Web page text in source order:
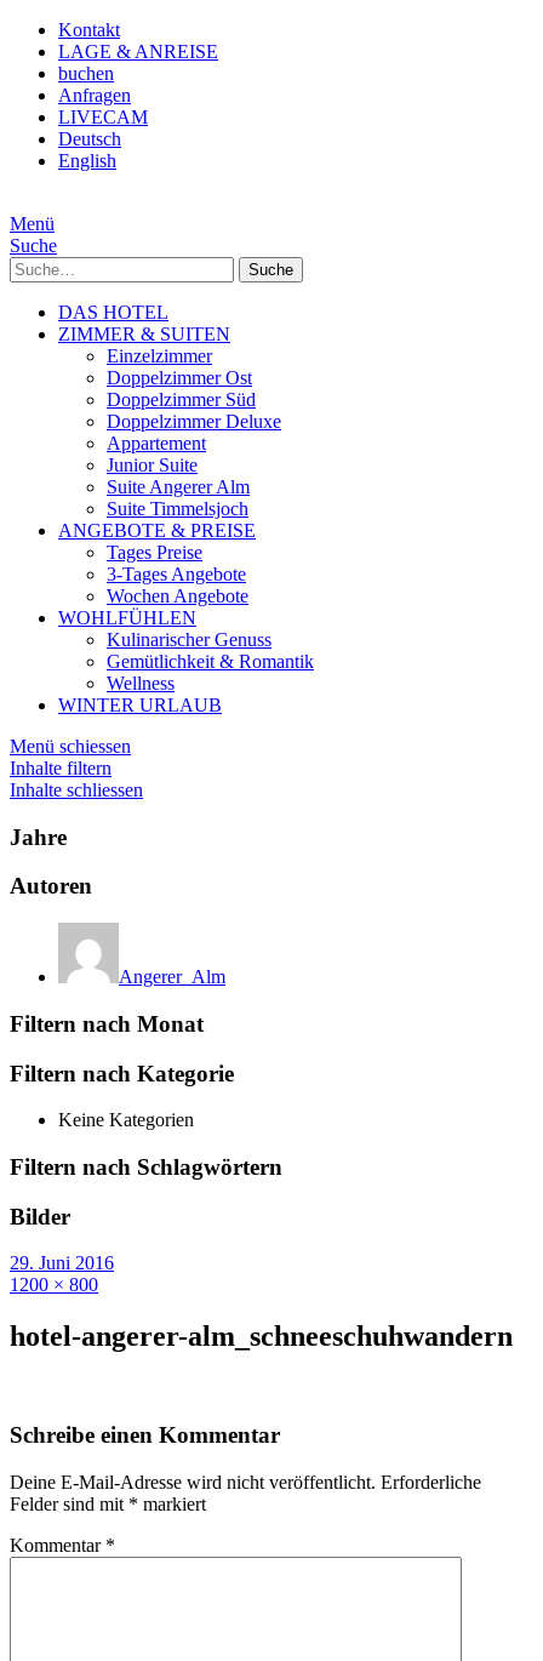
Kontakt
LAGE & ANREISE
buchen
Anfragen
LIVECAM
Deutsch
English
Menü
Suche
Suche
DAS HOTEL
ZIMMER & SUITEN
Einzelzimmer
Doppelzimmer Ost
Doppelzimmer Süd
Doppelzimmer Deluxe
Appartement
Junior Suite
Suite Angerer Alm
Suite Timmelsjoch
ANGEBOTE & PREISE
Tages Preise
3-Tages Angebote
Wochen Angebote
WOHLFÜHLEN
Kulinarischer Genuss
Gemütlichkeit & Romantik
Wellness
WINTER URLAUB
Menü schiessen
Inhalte filtern
Inhalte schliessen
Jahre
Autoren
Angerer_Alm
Filtern nach Monat
Filtern nach Kategorie
Keine Kategorien
Filtern nach Schlagwörtern
Bilder
29. Juni 2016
1200 × 800
hotel-angerer-alm_schneeschuhwandern
Schreibe einen Kommentar
Deine E-Mail-Adresse wird nicht veröffentlicht. Erforderliche
Felder sind mit * markiert
Kommentar *